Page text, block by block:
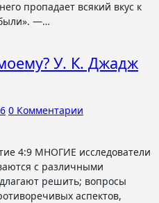
пропадает всякий вкус к
—…
У. К. Джадж
0 Комментарии
с различными
решить; вопросы
аспектов,